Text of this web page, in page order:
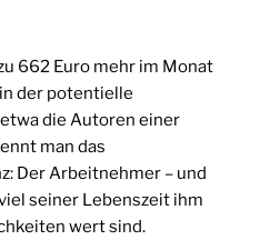
662 Euro mehr im Monat
der potentielle
die Autoren einer
man das
Der Arbeitnehmer – und
seiner Lebenszeit ihm
wert sind.